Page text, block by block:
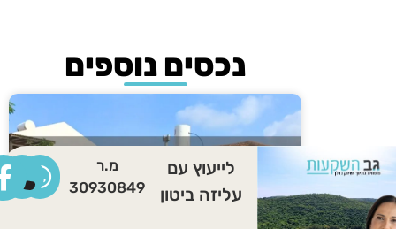
נכסים נוספים
לייעוץ עם
עליזה ביטון
מ.ר
30930849